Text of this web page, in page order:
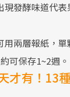
現發酵味道代
用兩層報紙，單
可保存1~2週。
才有！13